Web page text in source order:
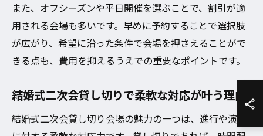
また、オフシーズンや平日開催を選ぶことで、割引が適
用される会場も多いです。早めに予約することで選択肢
が広がり、希望に沿った条件で会場を押さえることがで
きる点も、費用を抑えるうえでの重要なポイントです。
結婚式二次会貸し切りで柔軟な対応が叶う理由
結婚式二次会貸し切り会場の魅力の一つは、進行や演出